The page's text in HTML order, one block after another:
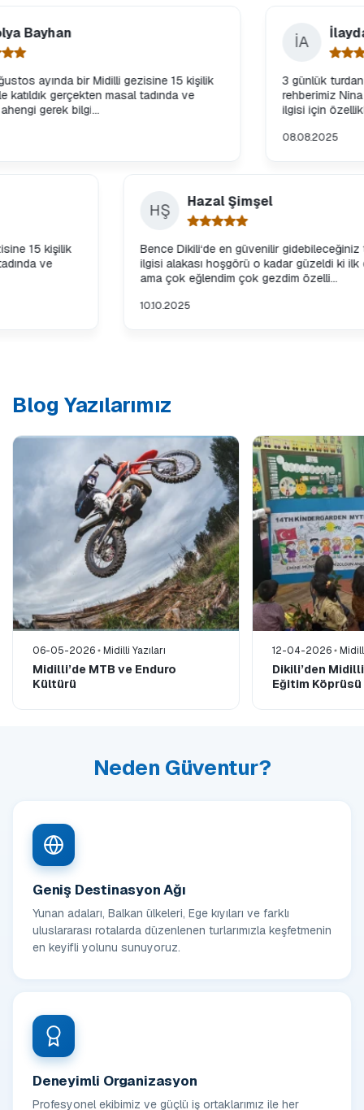
bir Midilli gezisine 15 kişilik
masal tadında ve
bilgi...
İlayda Altıntaş
3 günlük turdan gayet
rehberimiz Nina hanım
ilgisi için özellikle teşekkür
Midilli gezisine 15 kişilik
masal tadında ve
HŞ Hazal Şimşel
Bence Dikili‘de en güvenilir
ilgisi alakası hoşgörü o kadar
ama çok eğlendim çok
Blog Yazılarımız
06-05-2026 Midilli Yazıları
Midilli’de MTB ve Enduro
Kültürü
12-04-2026
Dikili’den
Eğitim Köprüsü
Neden Güventur?
Geniş Destinasyon Ağı
Yunan adaları, Balkan ülkeleri, Ege kıyıları ve farklı
uluslararası rotalarda düzenlenen turlarımızla keşfetmenin
en keyifli yolunu sunuyoruz.
Deneyimli Organizasyon
Profesyonel ekibimiz ve güçlü iş ortaklarımız ile her